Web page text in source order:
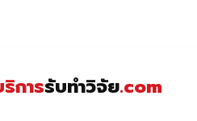
การรับทำวิจัย.com